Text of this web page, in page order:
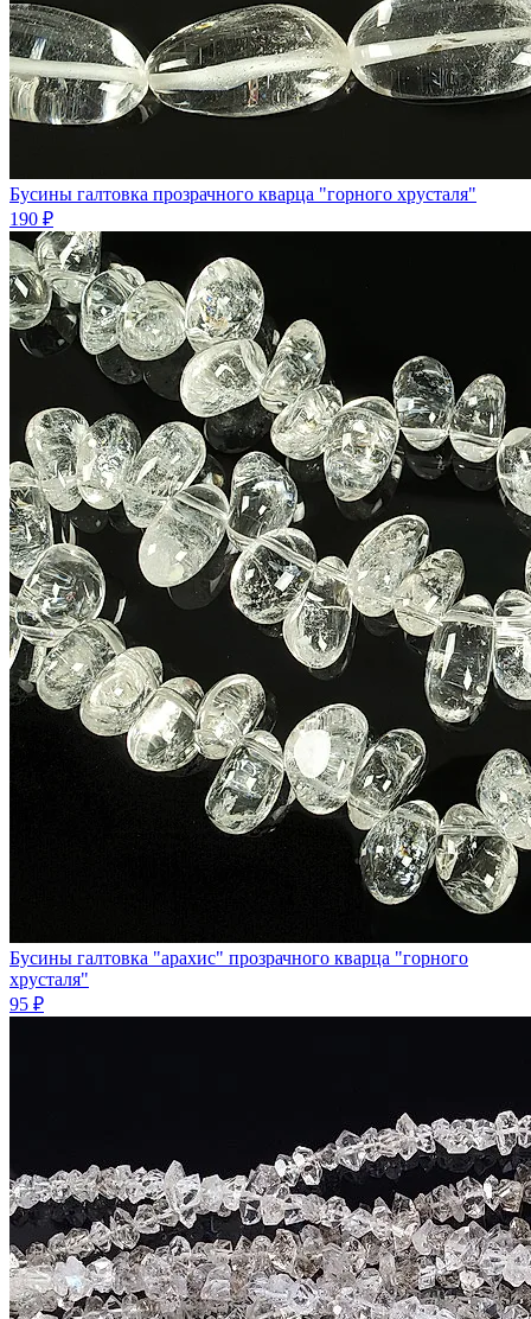
Бусины галтовка прозрачного кварца "горного хрусталя"
190 ₽
Бусины галтовка "арахис" прозрачного кварца "горного
хрусталя"
95 ₽